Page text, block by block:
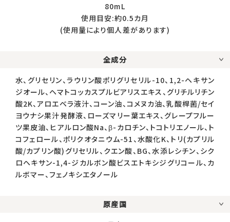
80mL
使用目安:約0.5カ月
(使用量により個人差があります)
全成分
水、グリセリン、ラウリン酸ポリグリセリル-10、1,2-ヘキサン
ジオール、ヘマトコッカスプルビアリスエキス、グリチルリチン
酸2K、アロエベラ液汁、コーン油、コメヌカ油、乳酸桿菌/セイ
ヨウナシ果汁発酵液、ローズマリー葉エキス、グレープフルー
ツ果皮油、ヒアルロン酸Na、β-カロチン、トコトリエノール、ト
コフェロール、ポリクオタニウム-51、水酸化K、トリ(カプリル
酸/カプリン酸)グリセリル、クエン酸、BG、水添レシチン、シク
ロヘキサン-1,4-ジカルボン酸ビスエトキシジグリコール、カ
ルボマー、フェノキシエタノール
原産国